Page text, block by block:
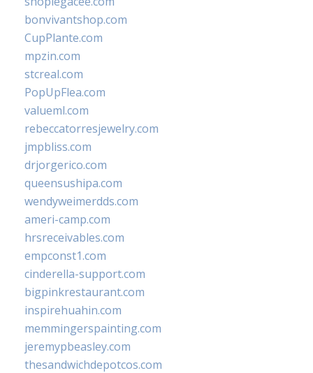
bonvivantshop.com
CupPlante.com
mpzin.com
stcreal.com
PopUpFlea.com
valueml.com
rebeccatorresjewelry.com
jmpbliss.com
drjorgerico.com
queensushipa.com
wendyweimerdds.com
ameri-camp.com
hrsreceivables.com
empconst1.com
cinderella-support.com
bigpinkrestaurant.com
inspirehuahin.com
memmingerspainting.com
jeremypbeasley.com
thesandwichdepotcos.com